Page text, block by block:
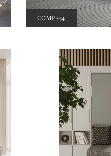
COMP 254